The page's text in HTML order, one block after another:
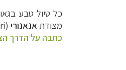
כל טיול טבע
מצודת אנאנורי (
כתבה על הדרך